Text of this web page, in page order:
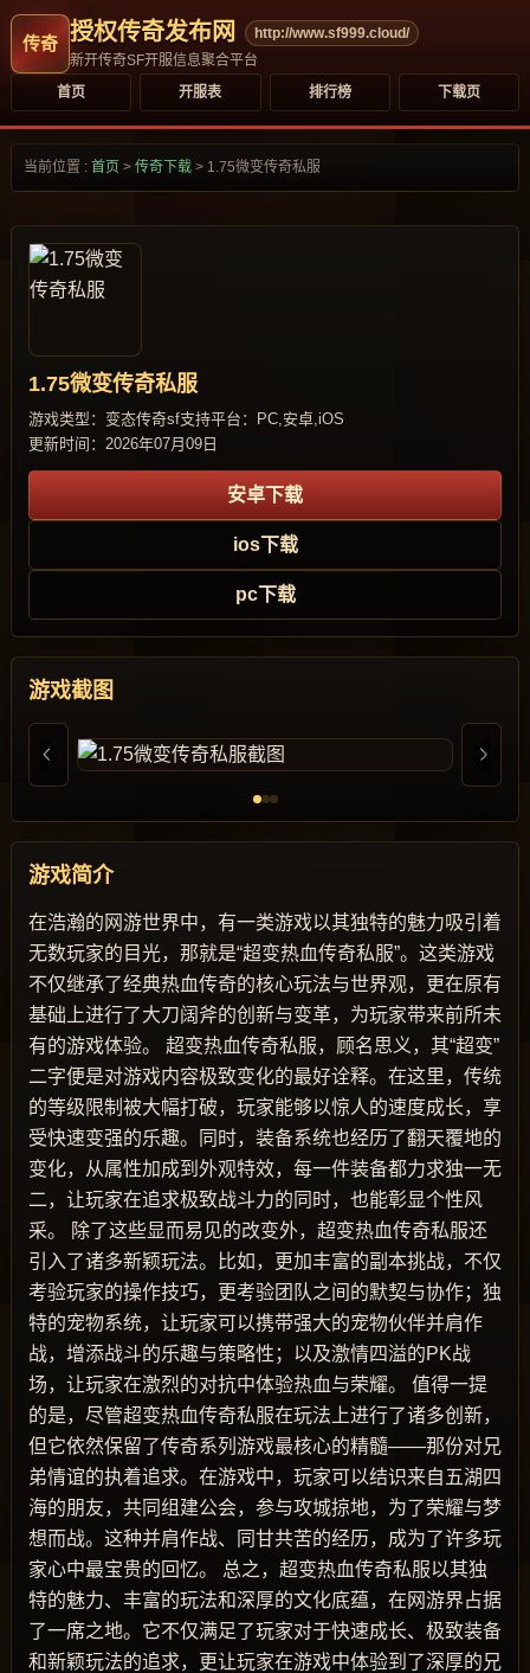
授权传奇发布网
http://www.sf999.cloud/
新开传奇SF开服信息聚合平台
首页
开服表 排行榜 下载页
当前位置 : 首页 > 传奇下载 > 1.75微变传奇私服
1.75微变传奇私服
游戏类型：变态传奇sf支持平台：PC,安卓,iOS
更新时间：2026年07月09日
安卓下载
ios下载
pc下载
游戏截图
游戏简介
在浩瀚的网游世界中，有一类游戏以其独特的魅力吸引着
无数玩家的目光，那就是“超变热血传奇私服”。这类游戏
不仅继承了经典热血传奇的核心玩法与世界观，更在原有
基础上进行了大刀阔斧的创新与变革，为玩家带来前所未
有的游戏体验。 超变热血传奇私服，顾名思义，其“超变”
二字便是对游戏内容极致变化的最好诠释。在这里，传统
的等级限制被大幅打破，玩家能够以惊人的速度成长，享
受快速变强的乐趣。同时，装备系统也经历了翻天覆地的
变化，从属性加成到外观特效，每一件装备都力求独一无
二，让玩家在追求极致战斗力的同时，也能彰显个性风
采。 除了这些显而易见的改变外，超变热血传奇私服还
引入了诸多新颖玩法。比如，更加丰富的副本挑战，不仅
考验玩家的操作技巧，更考验团队之间的默契与协作；独
特的宠物系统，让玩家可以携带强大的宠物伙伴并肩作
战，增添战斗的乐趣与策略性；以及激情四溢的PK战
场，让玩家在激烈的对抗中体验热血与荣耀。 值得一提
的是，尽管超变热血传奇私服在玩法上进行了诸多创新，
但它依然保留了传奇系列游戏最核心的精髓——那份对兄
弟情谊的执着追求。在游戏中，玩家可以结识来自五湖四
海的朋友，共同组建公会，参与攻城掠地，为了荣耀与梦
想而战。这种并肩作战、同甘共苦的经历，成为了许多玩
家心中最宝贵的回忆。 总之，超变热血传奇私服以其独
特的魅力、丰富的玩法和深厚的文化底蕴，在网游界占据
了一席之地。它不仅满足了玩家对于快速成长、极致装备
和新颖玩法的追求，更让玩家在游戏中体验到了深厚的兄